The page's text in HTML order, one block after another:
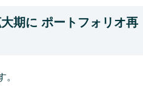
期に ポートフォリオ再
。